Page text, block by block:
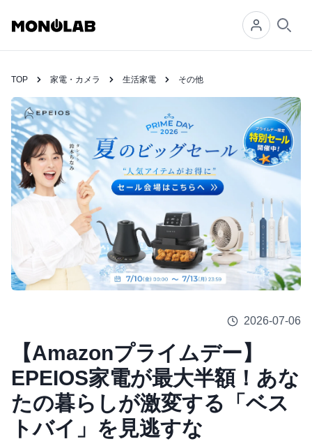
TOP 家電・カメラ 生活家電 その他
2026-07-06
【Amazonプライムデー】
EPEIOS家電が最大半額！あな
たの暮らしが激変する「ベス
トバイ」を見逃すな